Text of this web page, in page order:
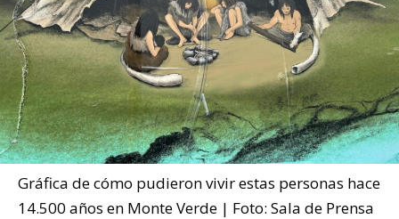
Gráfica de cómo pudieron vivir estas personas hace
14.500 años en Monte Verde | Foto: Sala de Prensa